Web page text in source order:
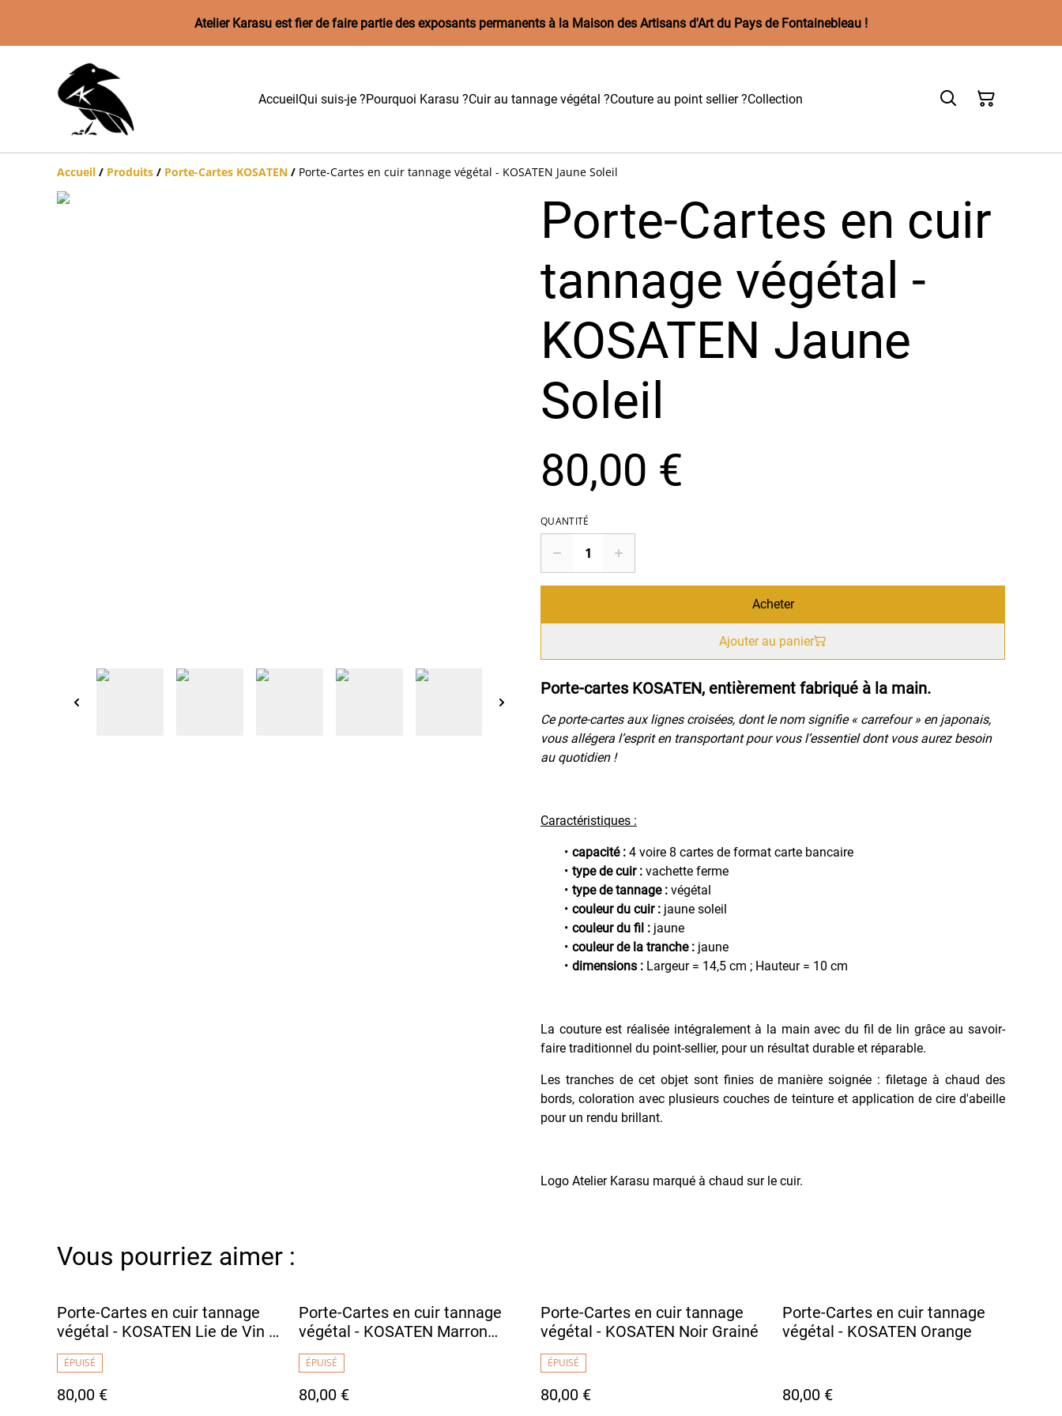
Atelier Karasu est fier de faire partie des exposants permanents à la Maison des Artisans d'Art du Pays de Fontainebleau !
AccueilQui suis-je ?Pourquoi Karasu ?Cuir au tannage végétal ?Couture au point sellier ?Collection
Accueil / Produits / Porte-Cartes KOSATEN / Porte-Cartes en cuir tannage végétal - KOSATEN Jaune Soleil
Porte-Cartes en cuir
tannage végétal -
KOSATEN Jaune
Soleil
80,00 €
QUANTITÉ
Acheter
Ajouter au panier
Porte-cartes KOSATEN, entièrement fabriqué à la main.
Ce porte-cartes aux lignes croisées, dont le nom signifie « carrefour » en japonais,
vous allégera l’esprit en transportant pour vous l’essentiel dont vous aurez besoin
au quotidien !
Caractéristiques :
capacité : 4 voire 8 cartes de format carte bancaire
type de cuir : vachette ferme
type de tannage : végétal
couleur du cuir : jaune soleil
couleur du fil : jaune
couleur de la tranche : jaune
dimensions : Largeur = 14,5 cm ; Hauteur = 10 cm
La couture est réalisée intégralement à la main avec du fil de lin grâce au savoir-
faire traditionnel du point-sellier, pour un résultat durable et réparable.
Les tranches de cet objet sont finies de manière soignée : filetage à chaud des
bords, coloration avec plusieurs couches de teinture et application de cire d'abeille
pour un rendu brillant.
Logo Atelier Karasu marqué à chaud sur le cuir.
Vous pourriez aimer :
Porte-Cartes en cuir tannage
végétal - KOSATEN Lie de Vin /
Fil Blanc
ÉPUISÉ
80,00 €
Porte-Cartes en cuir tannage
végétal - KOSATEN Marron
Foncé / Fil Blanc
ÉPUISÉ
80,00 €
Porte-Cartes en cuir tannage
végétal - KOSATEN Noir Grainé
ÉPUISÉ
80,00 €
Porte-Cartes en cuir tannage
végétal - KOSATEN Orange
80,00 €